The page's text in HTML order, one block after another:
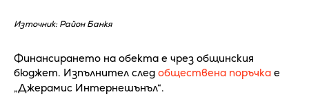
Източник: Район Банкя
Финансирането на обекта е чрез общинския
бюджет. Изпълнител след обществена поръчка е
„Джерамис Интернешънъл“.